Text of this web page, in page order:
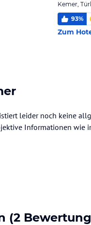
Kemer,
93%
Zum
leider noch keine
Informationen wie
(2